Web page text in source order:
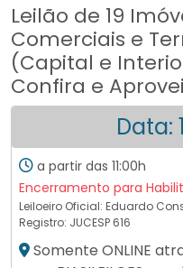
Leilão de 19
Comerciais e
(Capital e
Confira e
Data:
a partir das 11:00h
Encerramento para
Leiloeiro Oficial: Eduardo
Registro: JUCESP 616
Somente ONLINE